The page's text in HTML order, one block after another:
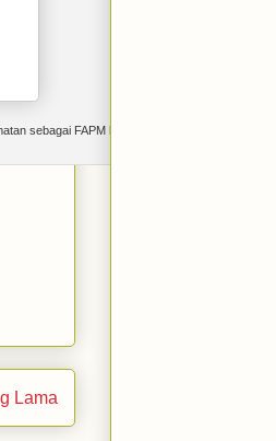
sebagai FAPM hari ini
Lama